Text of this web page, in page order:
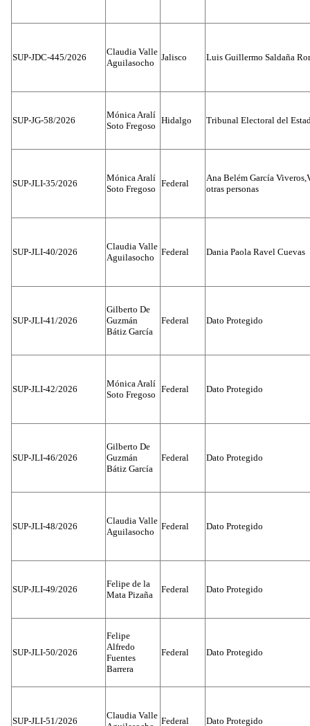
SUP-JDC-445/2026
Claudia Valle
Aguilasocho
Jalisco Luis Guillermo Saldaña
SUP-JG-58/2026
Mónica Aralí
Soto Fregoso
Hidalgo Tribunal Electoral del
SUP-JLI-35/2026
Mónica Aralí
Soto Fregoso
Federal
Ana Belém García
otras personas
SUP-JLI-40/2026
Claudia Valle
Aguilasocho
Federal Dania Paola Ravel Cuevas
SUP-JLI-41/2026
Gilberto De
Guzmán
Bátiz García
Federal Dato Protegido
SUP-JLI-42/2026
Mónica Aralí
Soto Fregoso
Federal Dato Protegido
SUP-JLI-46/2026
Gilberto De
Guzmán
Bátiz García
Federal Dato Protegido
SUP-JLI-48/2026
Claudia Valle
Aguilasocho
Federal Dato Protegido
SUP-JLI-49/2026
Felipe de la
Mata Pizaña
Federal Dato Protegido
SUP-JLI-50/2026
Felipe
Alfredo
Fuentes
Barrera
Federal Dato Protegido
SUP-JLI-51/2026
Claudia Valle
Federal Dato Protegido